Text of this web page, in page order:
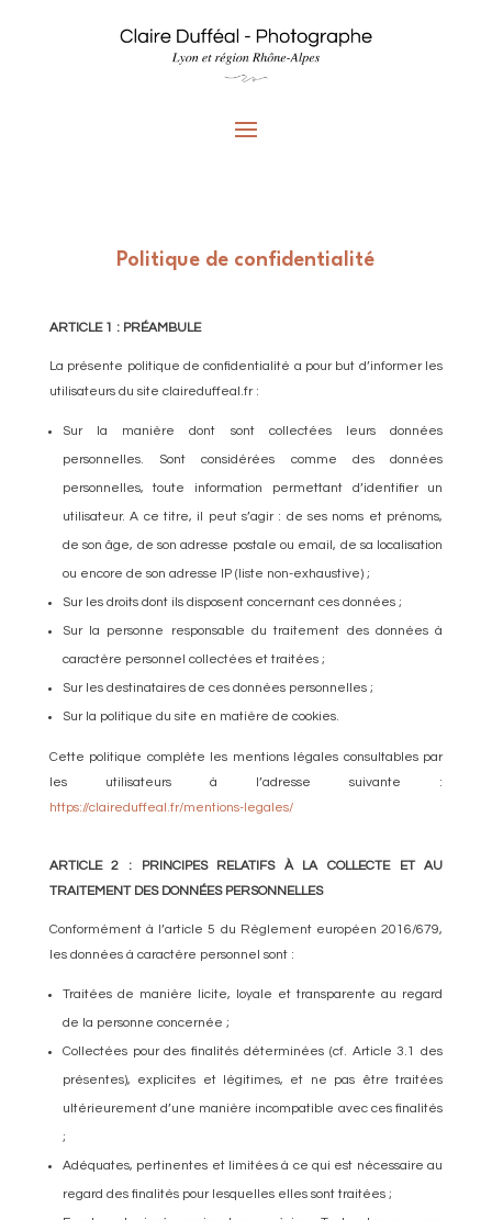
Politique de confidentialité
ARTICLE 1 : PRÉAMBULE
La présente politique de confidentialité a pour but d’informer les
utilisateurs du site claireduffeal.fr :
Sur la manière dont sont collectées leurs données
personnelles. Sont considérées comme des données
personnelles, toute information permettant d’identifier un
utilisateur. A ce titre, il peut s’agir : de ses noms et prénoms,
de son âge, de son adresse postale ou email, de sa localisation
ou encore de son adresse IP (liste non-exhaustive) ;
Sur les droits dont ils disposent concernant ces données ;
Sur la personne responsable du traitement des données à
caractère personnel collectées et traitées ;
Sur les destinataires de ces données personnelles ;
Sur la politique du site en matière de cookies.
Cette politique complète les mentions légales consultables par
les utilisateurs à l’adresse suivante :
https://claireduffeal.fr/mentions-legales/
ARTICLE 2 : PRINCIPES RELATIFS À LA COLLECTE ET AU
TRAITEMENT DES DONNÉES PERSONNELLES
Conformément à l’article 5 du Règlement européen 2016/679,
les données à caractère personnel sont :
Traitées de manière licite, loyale et transparente au regard
de la personne concernée ;
Collectées pour des finalités déterminées (cf. Article 3.1 des
présentes), explicites et légitimes, et ne pas être traitées
ultérieurement d’une manière incompatible avec ces finalités
;
Adéquates, pertinentes et limitées à ce qui est nécessaire au
regard des finalités pour lesquelles elles sont traitées ;